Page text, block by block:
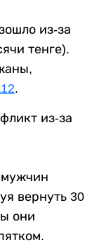
из-за
тенге).
.
из-за
вернуть 30
они